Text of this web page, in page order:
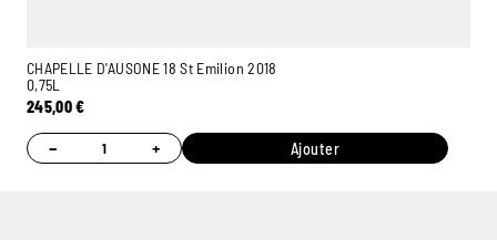
CHAPELLE D'AUSONE 18 St Emilion 2018
0,75L
245,00€
− + Ajouter